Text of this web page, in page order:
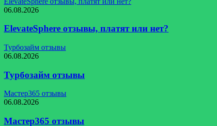
06.08.2026
ElevateSphere отзывы, платят или нет?
Турбозайм отзывы
06.08.2026
Турбозайм отзывы
Мастер365 отзывы
06.08.2026
Мастер365 отзывы